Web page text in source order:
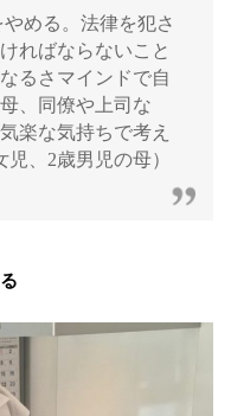
める。法律を犯さ
ればならないこと
るさマインドで自
、同僚や上司な
楽な気持ちで考え
、2歳男児の母）